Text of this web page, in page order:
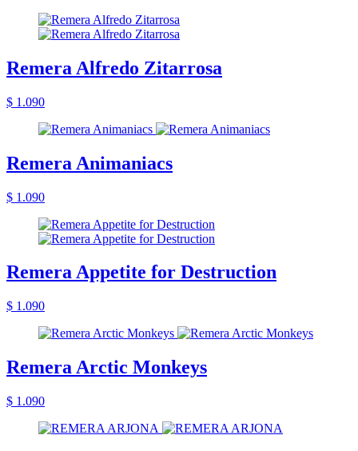
Remera Alfredo Zitarrosa
$ 1.090
Remera Animaniacs
$ 1.090
Remera Appetite for Destruction
$ 1.090
Remera Arctic Monkeys
$ 1.090